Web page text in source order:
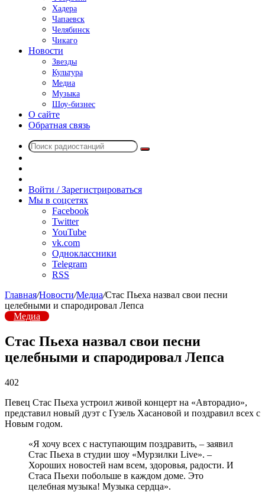
Хадера
Чапаевск
Челябинск
Чикаго
Новости
Звезды
Культура
Медиа
Музыка
Шоу-бизнес
О сайте
Обратная связь
Поиск
радио
Войти / Зарегистрироваться
Мы в соцсетях
Facebook
Twitter
YouTube
vk.com
Одноклассники
Telegram
RSS
Главная/Новости/Медиа/Стас Пьеха назвал свои песни
целебными и спародировал Лепса
Медиа
Стас Пьеха назвал свои песни
целебными и спародировал Лепса
402
Певец Стас Пьеха устроил живой концерт на «Авторадио»,
представил новый дуэт с Гузель Хасановой и поздравил всех с
Новым годом.
«Я хочу всех с наступающим поздравить, – заявил
Стас Пьеха в студии шоу «Мурзилки Live». –
Хороших новостей нам всем, здоровья, радости. И
Стаса Пьехи побольше в каждом доме. Это
целебная музыка! Музыка сердца».